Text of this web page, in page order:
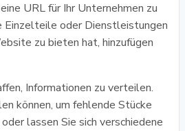
URL für Ihr Unternehmen zu
Einzelteile oder Dienstleistungen
zu bieten hat, hinzufügen
Informationen zu verteilen.
können, um fehlende Stücke
lassen Sie sich verschiedene